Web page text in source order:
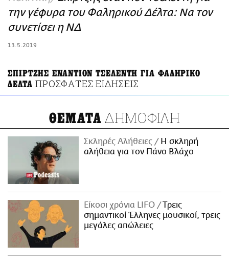
ΑΜΠΑ
PRINT
την γέφυρα του Φαληρικού Δέλτα: Να τον
συνετίσει η ΝΔ
13.5.2019
ΣΠΙΡΤΖΗΣ ΕΝΑΝΤΙΟΝ ΤΣΕΛΕΝΤΗ ΓΙΑ ΦΑΛΗΡΙΚΟ
ΔΕΛΤΑ ΠΡΟΣΦΑΤΕΣ ΕΙΔΗΣΕΙΣ
ΘΕΜΑΤΑ ΔΗΜΟΦΙΛΗ
Σκληρές Αλήθειες
H σκληρή
αλήθεια για τον Πάνο Βλάχο
Είκοσι χρόνια LIFO
Tρεις
σημαντικοί Έλληνες μουσικοί, τρεις
μεγάλες απώλειες